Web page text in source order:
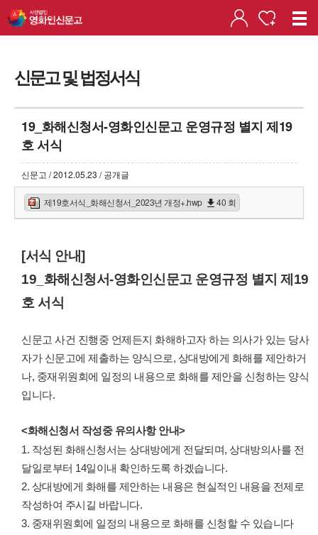
신문고 및 법정서식
19_화해신청서-영화인신문고 운영규정 별지 제19
호 서식
신문고 / 2012.05.23 / 공개글
제19호서식_화해신청서_2023년 개정+.hwp 40 회
[서식 안내]
19_화해신청서-영화인신문고 운영규정 별지 제19
호 서식
신문고 사건 진행중 언제든지 화해하고자 하는 의사가 있는 당사
자가 신문고에 제출하는 양식으로, 상대방에게 화해를 제안하거
나, 중재위원회에 일정의 내용으로 화해를 제안을 신청하는 양식
입니다.
<화해신청서 작성중 유의사항 안내>
1. 작성된 화해신청서는 상대방에게 전달되며, 상대방의사를 전
달일로부터 14일이내 확인하도록 하겠습니다.
2. 상대방에게 화해를 제안하는 내용은 현실적인 내용을 전제로
작성하여 주시길 바랍니다.
3. 중재위원회에 일정의 내용으로 화해를 신청할 수 있습니다